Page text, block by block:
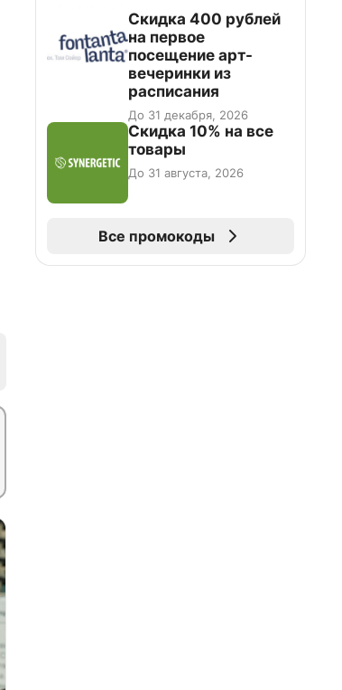
Cкидка 400 рублей
на первое
посещение арт-
вечеринки из
расписания
До 31 декабря, 2026
Скидка 10% на все
товары
До 31 августа, 2026
Все промокоды